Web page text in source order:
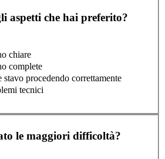
aspetti che hai preferito?
chiare
complete
stavo procedendo correttamente
tecnici
le maggiori difficoltà?